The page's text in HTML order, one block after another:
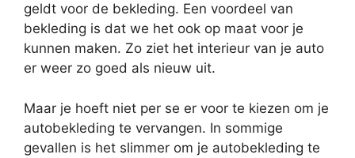
geldt voor de bekleding. Een voordeel van
bekleding is dat we het ook op maat voor je
kunnen maken. Zo ziet het interieur van je auto
er weer zo goed als nieuw uit.
Maar je hoeft niet per se er voor te kiezen om je
autobekleding te vervangen. In sommige
gevallen is het slimmer om je autobekleding te